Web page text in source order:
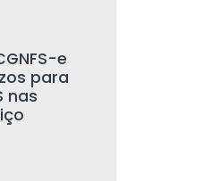
e
para
nas